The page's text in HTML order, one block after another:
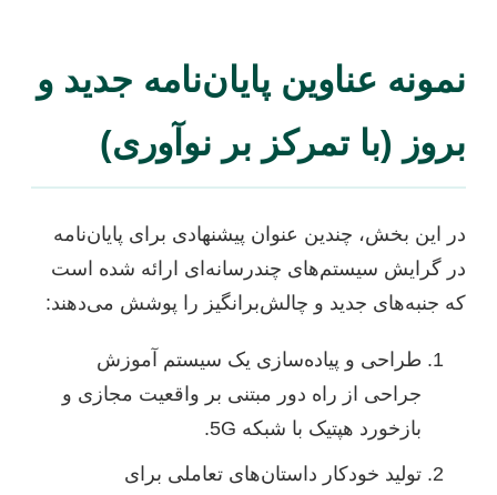
نمونه عناوین پایان‌نامه جدید و
بروز (با تمرکز بر نوآوری)
در این بخش، چندین عنوان پیشنهادی برای پایان‌نامه
در گرایش سیستم‌های چندرسانه‌ای ارائه شده است
که جنبه‌های جدید و چالش‌برانگیز را پوشش می‌دهند:
طراحی و پیاده‌سازی یک سیستم آموزش
جراحی از راه دور مبتنی بر واقعیت مجازی و
بازخورد هپتیک با شبکه 5G.
تولید خودکار داستان‌های تعاملی برای